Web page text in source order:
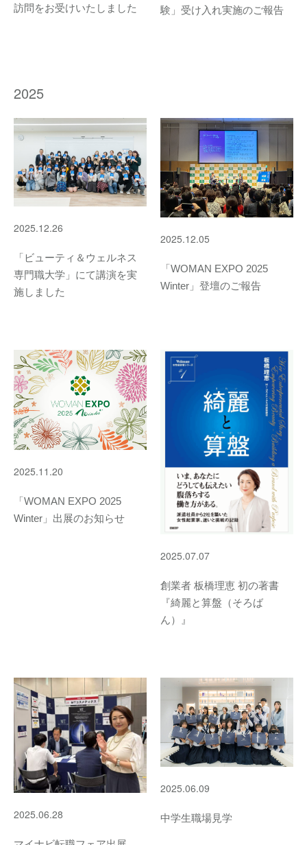
訪問をお受けいたしました
験」受け入れ実施のご報告
2025
2025.12.26
「ビューティ＆ウェルネス
専門職大学」にて講演を実
施しました
2025.12.05
「WOMAN EXPO 2025
Winter」登壇のご報告
2025.11.20
「WOMAN EXPO 2025
Winter」出展のお知らせ
2025.07.07
創業者 板橋理恵 初の著書
『綺麗と算盤（そろば
ん）』
2025.06.28
2025.06.09
中学生職場見学